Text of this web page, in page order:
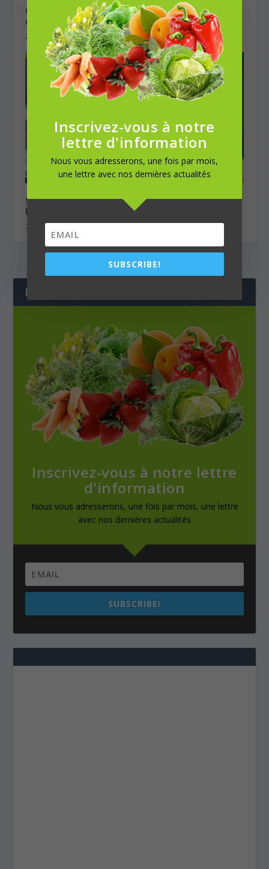
Gondoles d’endives et leur garniture oignon-
coco
21/01/2024
Soupe froide de petits pois et haricots verts,
lard grillé
20/06/2017
LETTRE D'INFORMATION
Inscrivez-vous à notre lettre
d'information
Nous vous adresserons, une fois par mois, une lettre
avec nos dernières actualités
SUBSCRIBE!
Inscrivez-vous à notre
lettre d'information
Nous vous adresserons, une fois par mois,
une lettre avec nos dernières actualités
SUBSCRIBE!